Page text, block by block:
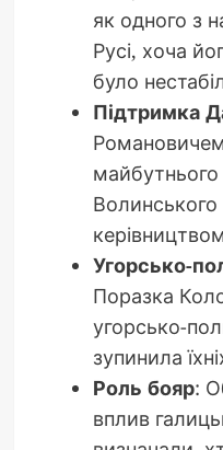
як одного з
Русі, хоча
було
Підтримка
Волинського
Угорсько-
Поразка
угорсько-
зупинила
Роль бояр:
вплив